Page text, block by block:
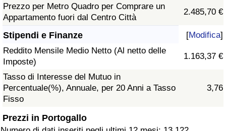
Prezzo per Metro Quadro per Comprare un
Appartamento fuori dal Centro Città
2.485,70 €
Stipendi e Finanze [Modifica]
Reddito Mensile Medio Netto (Al netto delle
Imposte)
1.163,37 €
Tasso di Interesse del Mutuo in
Percentuale(%), Annuale, per 20 Anni a Tasso
Fisso
3,76
Prezzi in Portogallo